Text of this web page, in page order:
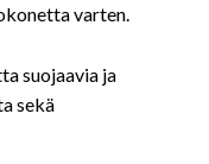
varten.
suojaavia ja
sekä